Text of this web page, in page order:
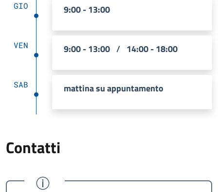
GIO 9:00 - 13:00
VEN 9:00 - 13:00 / 14:00 - 18:00
SAB mattina su appuntamento
Contatti